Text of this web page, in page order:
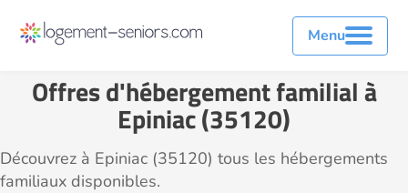
Menu
Offres d'hébergement familial à
Epiniac (35120)
Découvrez à Epiniac (35120) tous les hébergements
familiaux disponibles.